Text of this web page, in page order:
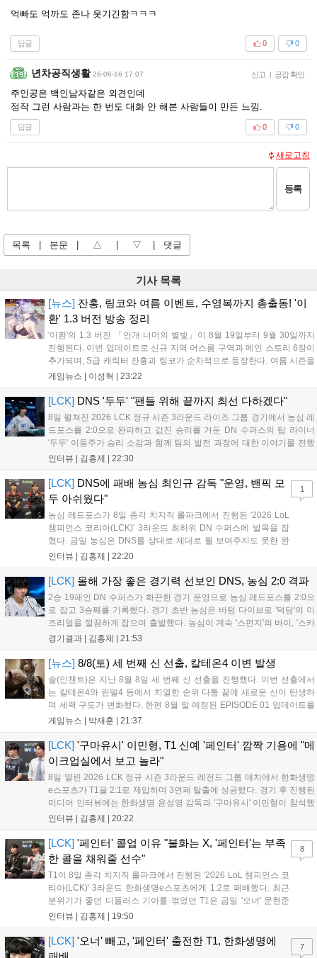
억빠도 억까도 존나 웃기긴함ㅋㅋㅋ
답글 0
0
년차공직생활 26-06-16 17:07 신고 | 공감 확인
주인공은 백인남자같은 외견인데
정작 그런 사람과는 한 번도 대화 안 해본 사람들이 만든 느낌.
답글 0
0
새로고침
등록
목록 본문 △ ▽ 댓글
기사 목록
[뉴스] 잔홍, 링코와 여름 이벤트, 수영복까지 총출동! '이
환' 1.3 버전 방송 정리
'이환'의 1.3 버전 「안개 너머의 별빛」이 8월 19일부터 9월 30일까지
진행된다. 이번 업데이트로 신규 지역 어스름 구역과 메인 스토리 6장이
추가되며, S급 캐릭터 잔홍과 링코가 순차적으로 등장한다. 여름 시즌을
맞아 비치발리볼, 수상 오토바이 등 다채로운 이벤트가 열리고, 캐릭터
가능한 교환 코드 3종이 제공되며, 상세 일정은 공식 채널을 통해 확인할
게임뉴스 | 이성혁 | 23:22
[LCK] DNS '두두' "팬들 위해 끝까지 최선 다하겠다"
8일 펼쳐진 2026 LCK 정규 시즌 3라운드 라이즈 그룹 경기에서 농심 레
드포스를 2:0으로 완파하고 값진 승리를 거둔 DN 수퍼스의 탑 라이너
'두두' 이동주가 승리 소감과 함께 팀의 발전 과정에 대한 이야기를 전했
다. 먼저 오랜만의 2:0 완승에 대해 '두두'는 "진짜 오랜만에 거둔 2:0 승
인터뷰 | 김홍제 | 22:30
[LCK] DNS에 패배 농심 최인규 감독 "운영, 밴픽 모
두 아쉬웠다"
농심 레드포스가 8일 종각 치지직 롤파크에서 진행된 '2026 LoL
챔피언스 코리아(LCK)' 3라운드 최하위 DN 수퍼스에 발목을 잡
혔다. 금일 농심은 DNS를 상대로 제대로 뭘 보여주지도 못한 완
패를 당하고 말았다. 이하 농심 레드포스 최인규 감독과 '리헨즈'
인규 감독 : 모든 경...
인터뷰 | 김홍제 | 22:20
1
[LCK] 올해 가장 좋은 경기력 선보인 DNS, 농심 2:0 격파
2승 19패인 DN 수퍼스가 화끈한 경기 운영으로 농심 레드포스를 2:0으
로 잡고 3승째를 기록했다. 경기 초반 농심은 바텀 다이브로 '덕담'의 이
즈리얼을 깔끔하게 잡으며 출발했다. 농심이 계속 '스펀지'의 바이, '스카
웃'의 신드라가 맹활약하며 초반부터 잡은 주도권을 계속 잘 굴렸다.
었...
경기결과 | 김홍제 | 21:53
[뉴스] 8/8(토) 세 번째 신 선출, 칼테온4 이변 발생
솔(인챈트)은 지난 8월 8일 세 번째 신 선출을 진행했다. 이번 선출에서
는 칼테온4와 린델4 등에서 치열한 순위 다툼 끝에 새로운 신이 탄생하
며 세력 구도가 변화했다. 한편 8월 말 예정된 EPISODE 01 업데이트를
통해 월드 콘텐츠가 추가될 예정이며, 이를 통해 추후 주신 및 절대신에
더욱 가속화될 전망이다....
게임뉴스 | 박재훈 | 21:37
[LCK] '구마유시' 이민형, T1 신예 '페인터' 깜짝 기용에 "메
이크업실에서 보고 놀라"
8일 열린 2026 LCK 정규 시즌 3라운드 레전드 그룹 매치에서 한화생명
e스포츠가 T1을 2:1로 제압하며 3연패 탈출에 성공했다. 경기 후 진행된
미디어 인터뷰에는 한화생명 윤성영 감독과 '구마유시' 이민형이 참석했
다. 먼저 승리 소감에 대해 윤성영 감독은 "오랜만에 승리해 기분이 좋고,
인터뷰 | 김홍제 | 20:22
[LCK] '페인터' 콜업 이유 "불화는 X, '페인터'는 부족
한 콜을 채워줄 선수"
T1이 8일 종각 치지직 롤파크에서 진행된 '2026 LoL 챔피언스 코
리아(LCK)' 3라운드 한화생명e스포츠에게 1:2로 패배했다. 최근
분위기가 좋던 디플러스 기아를 꺾었던 T1은 금일 '오너' 문현준
을 빼고 신예 '페인터' 김은후를 투입시키는 강수를 뒀으나 결국
즈' 김수환의 인터뷰 내...
인터뷰 | 김홍제 | 19:50
8
[LCK] '오너' 빼고, '페인터' 출전한 T1, 한화생명에
7